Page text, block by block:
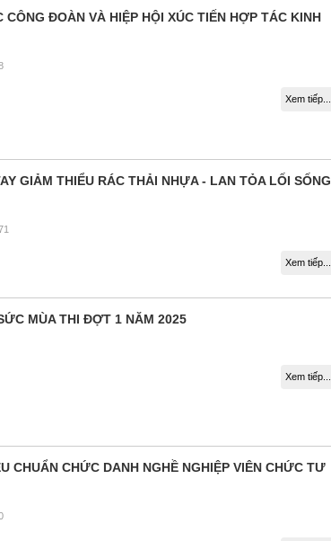
ĐOÀN VÀ HIỆP HỘI XÚC TIẾN HỢP TÁC KINH
Xem tiếp...
GIẢM THIỂU RÁC THẢI NHỰA - LAN TỎA LỐI SỐNG
Xem tiếp...
MÙA THI ĐỢT 1 NĂM 2025
Xem tiếp...
CHUẨN CHỨC DANH NGHỀ NGHIỆP VIÊN CHỨC TƯ